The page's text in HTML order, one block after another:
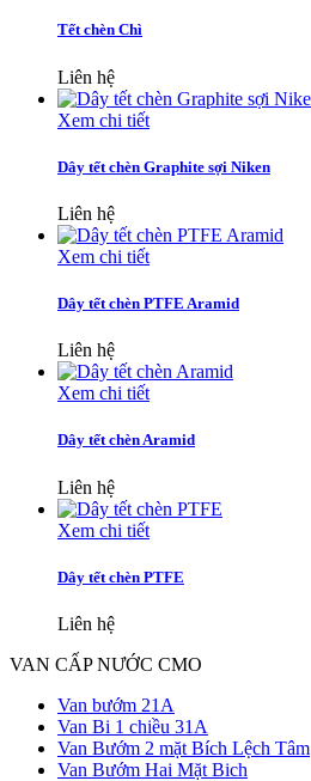
Tết chèn Chì
Liên hệ
Xem chi tiết
Dây tết chèn Graphite sợi Niken
Liên hệ
Xem chi tiết
Dây tết chèn PTFE Aramid
Liên hệ
Xem chi tiết
Dây tết chèn Aramid
Liên hệ
Xem chi tiết
Dây tết chèn PTFE
Liên hệ
VAN CẤP NƯỚC CMO
Van bướm 21A
Van Bi 1 chiều 31A
Van Bướm 2 mặt Bích Lệch Tâm
Van Bướm Hai Mặt Bich